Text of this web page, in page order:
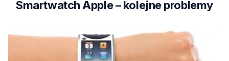
Smartwatch Apple – kolejne problemy